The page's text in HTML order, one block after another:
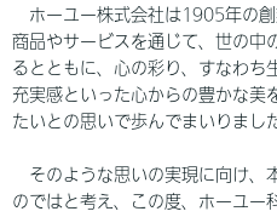
ホーユー株式会社は1905年の創
商品やサービスを通じて、世の中
るとともに、心の彩り、すなわち
充実感といった心からの豊かな美
たいとの思いで歩んでまいりまし
そのような思いの実現に向け、
のではと考え、この度、ホーユー